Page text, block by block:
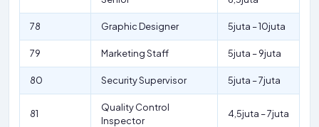
78 Graphic Designer 5juta – 10juta
79 Marketing Staff 5juta – 9juta
80 Security Supervisor 5juta – 7juta
81
Quality Control
Inspector
4,5juta – 7juta